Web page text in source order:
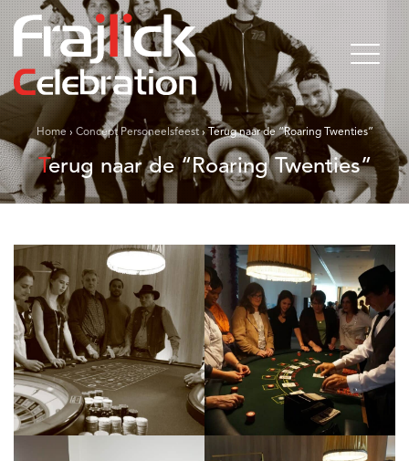
Home › Concept Personeelsfeest›Terug naar de “Roaring Twenties”
Terug naar de “Roaring Twenties”